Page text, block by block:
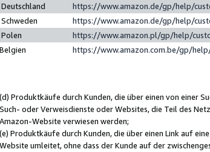
Deutschland
https://www.amazon.de/gp/help/
Schweden
https://www.amazon.de/gp/help/
Polen
https://www.amazon.pl/gp/help/
Belgien
https://www.amazon.com.be/gp/
(d) Produktkäufe durch Kunden, die über einen von einer
Such- oder Verweisdienste oder Websites, die Teil des
Amazon-Website verwiesen werden;
(e) Produktkäufe durch Kunden, die über einen Link auf
Website umleitet, ohne dass der Kunde auf der